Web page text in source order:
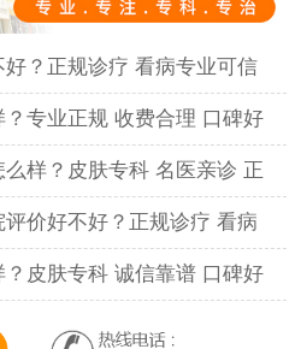
？正规诊疗 看病专业可信
专业正规 收费合理 口碑好
样？皮肤专科 名医亲诊 正
价好不好？正规诊疗 看病
皮肤专科 诚信靠谱 口碑好